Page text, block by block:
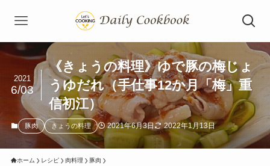
《きょうの料理》ゆで豚の梅じょ
うゆだれ（手仕事12か月「梅」重
信初江）
2021
6/03
豚肉 きょうの料理 2021年6月3日 2022年1月13日
ホーム レシピ 肉料理 豚肉